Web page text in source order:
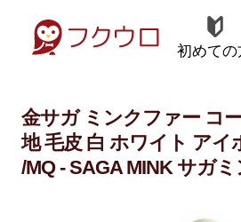
初めての
金サガ ミンクファー コ
地 毛皮 白 ホワイト アイ
/MQ - SAGA MINK サガミ